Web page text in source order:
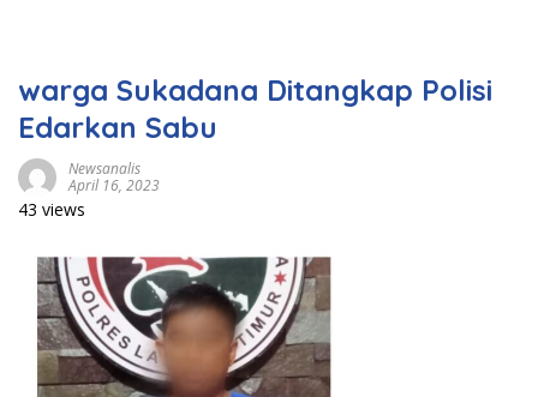
warga Sukadana Ditangkap Polisi
Edarkan Sabu
Newsanalis
April 16, 2023
43 views